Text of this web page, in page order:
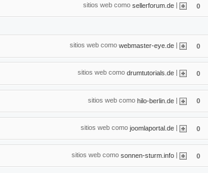
sitios web como sellerforum.de | 0
sitios web como webmaster-eye.de | 0
sitios web como drumtutorials.de 0
sitios web como hilo-berlin.de | 0
sitios web como joomlaportal.de | 0
sitios web como sonnen-sturm.info | 0